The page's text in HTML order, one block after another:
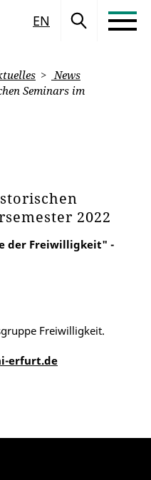
EN
News
Seminars im
2022
der Freiwilligkeit" -
Freiwilligkeit.
erfurt.de